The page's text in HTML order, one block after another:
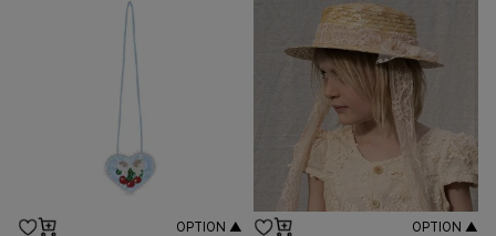
OPTION ▲ OPTION ▲